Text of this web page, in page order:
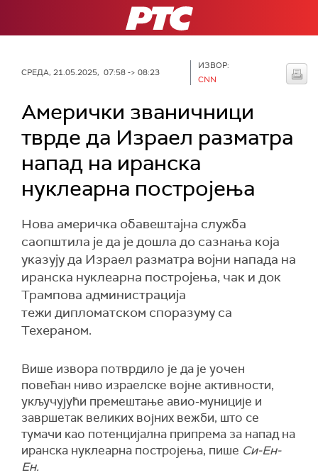
РТС
СРЕДА, 21.05.2025, 07:58 -> 08:23
ИЗВОР:
CNN
Амерички званичници
тврде да Израел разматра
напад на иранска
нуклеарна постројења
Нова америчка обавештајна служба
саопштила је да је дошла до сазнања која
указују да Израел разматра војни напада на
иранска нуклеарна постројења, чак и док
Трампова администрација
тежи дипломатском споразуму са
Техераном.
Више извора потврдило је да је уочен
повећан ниво израелске војне активности,
укључујући премештање авио-муниције и
завршетак великих војних вежби, што се
тумачи као потенцијална припрема за напад на
иранска нуклеарна постројења, пише Си-Ен-
Ен.